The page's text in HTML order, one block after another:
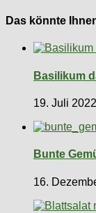
Das könnte
Basilikum
19. Juli 2022
Bunte
16.